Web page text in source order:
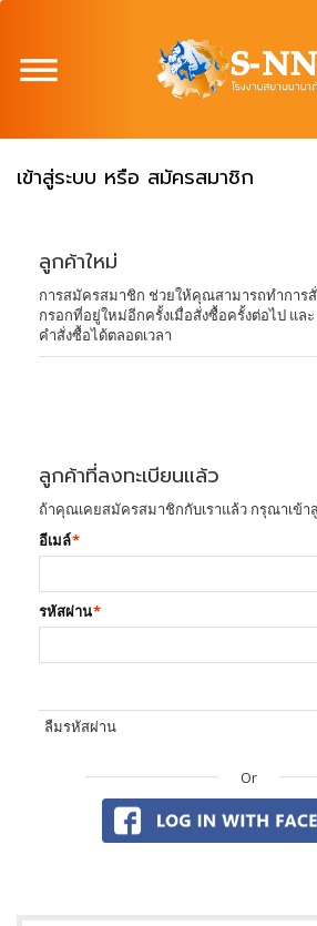
เข้าสู่ระบบ หรือ สมัครสมาชิก
ลูกค้าใหม่
การสมัครสมาชิก ช่วยให้คุณสามารถทำการ
กรอกที่อยู่ใหม่อีกครั้งเมื่อสั่งซื้อครั้งต่อไป แล
คำสั่งซื้อได้ตลอดเวลา
ลูกค้าที่ลงทะเบียนแล้ว
ถ้าคุณเคยสมัครสมาชิกกับเราแล้ว กรุณาเข้า
*
อีเมล์
*
รหัสผ่าน
ลืมรหัสผ่าน
Or